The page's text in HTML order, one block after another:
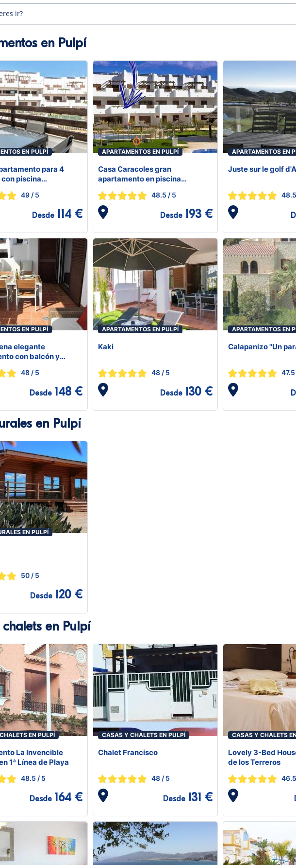
ir?
en Pulpí
EN PULPÍ
para 4
piscina
49 / 5
Desde 114 €
APARTAMENTOS EN PULPÍ
Casa Caracoles gran
apartamento en piscina
48.5 / 5
Desde 193 €
APARTAMENTOS EN
Juste sur le golf
48.5
EN PULPÍ
elegante
con balcón y
48 / 5
Desde 148 €
APARTAMENTOS EN PULPÍ
Kaki
48/ 5
Desde 130 €
APARTAMENTOS EN
Calapanizo "Un
47.5
en Pulpí
EN PULPÍ
50 / 5
Desde 120 €
chalets en Pulpí
EN PULPÍ
La Invencible
1ª Línea de Playa
48.5 / 5
Desde 164 €
CASAS Y CHALETS EN PULPÍ
Chalet Francisco
48/ 5
Desde 131 €
CASAS Y CHALETS
Lovely 3-Bed
de los Terreros
46.5